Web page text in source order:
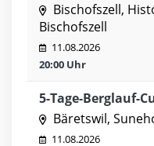
Bischofszell,
Bischofszell
11.08.2026
20:00 Uhr
5-Tage-Berglauf-
Bäretswil,
11.08.2026